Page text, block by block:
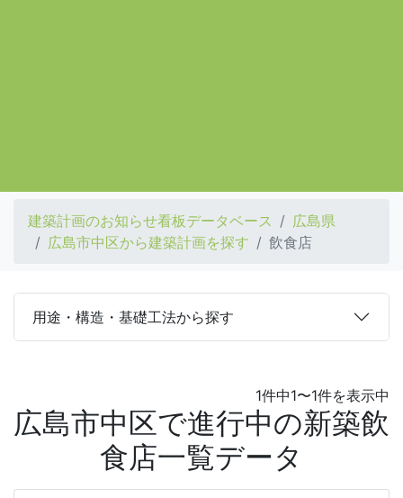
建築計画のお知らせ看板データベース
広島県
広島市中区から建築計画を探す
飲食店
用途・構造・基礎工法から探す
1件中1〜1件を表示中
広島市中区で進行中の新築飲
食店一覧データ